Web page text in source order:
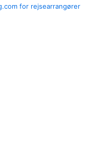
for rejsearrangører